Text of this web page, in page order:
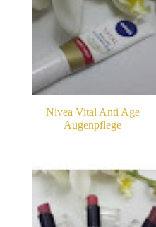
Nivea Vital Anti Age
Augenpflege